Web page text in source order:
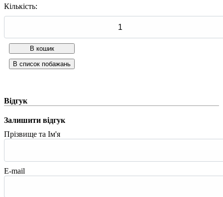
Кількість:
Відгук
Залишити відгук
Прізвище та Ім'я
E-mail